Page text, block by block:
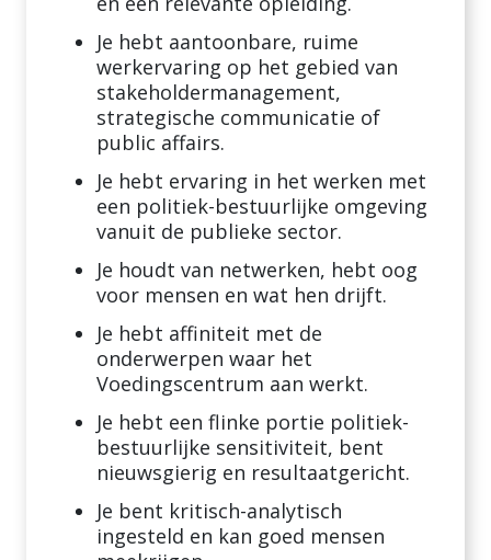
Je hebt aantoonbare, ruime
werkervaring op het gebied van
stakeholdermanagement,
strategische communicatie of
public affairs.
Je hebt ervaring in het werken met
een politiek-bestuurlijke omgeving
vanuit de publieke sector.
Je houdt van netwerken, hebt oog
voor mensen en wat hen drijft.
Je hebt affiniteit met de
onderwerpen waar het
Voedingscentrum aan werkt.
Je hebt een flinke portie politiek-
bestuurlijke sensitiviteit, bent
nieuwsgierig en resultaatgericht.
Je bent kritisch-analytisch
ingesteld en kan goed mensen